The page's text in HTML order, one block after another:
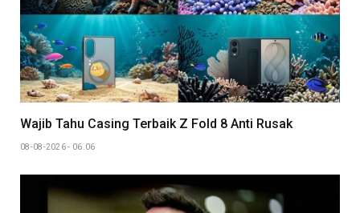
Wajib Tahu Casing Terbaik Z Fold 8 Anti Rusak
08-08-2026 - 06.06